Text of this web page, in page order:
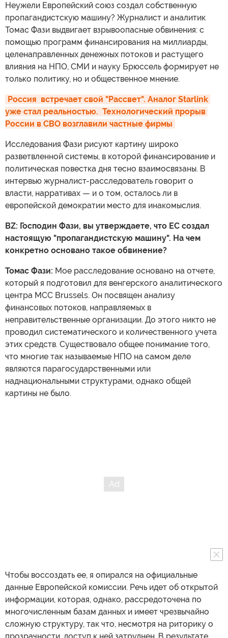
Неужели Европейский союз создал собственную
пропагандистскую машину? Журналист и аналитик
Томас Фази выдвигает взрывоопасные обвинения: с
помощью программ финансирования на миллиарды,
целенаправленных денежных потоков и растущего
влияния на НПО, СМИ и науку Брюссель формирует не
только политику, но и общественное мнение.
Россия  встречает свой "Рассвет". Аналог Starlink
уже стал реальностью.  Технологический прорыв
России в СВО возглавили частные фирмы
Исследования Фази рисуют картину широко
разветвленной системы, в которой финансирование и
политическая повестка дня тесно взаимосвязаны. В
интервью журналист-расследователь говорит о
власти, нарративах — и о том, осталось ли в
европейской демократии место для инакомыслия.
BZ: Господин Фази, вы утверждаете, что ЕС создал
настоящую "пропагандистскую машину". На чем
конкретно основано такое обвинение?
Томас Фази: Мое расследование основано на отчете,
который я подготовил для венгерского аналитического
центра MCC Brussels. Он посвящен анализу
финансовых потоков, направляемых в
неправительственные организации. До этого никто не
проводил систематического и количественного учета
этих средств. Существовало общее понимание того,
что многие так называемые НПО на самом деле
являются парагосударственными или
наднациональными структурами, однако общей
картины не было.
Чтобы воссоздать ее, я опирался на официальные
данные Европейской комиссии. Речь идет об открытой
информации, которая, однако, рассредоточена по
многочисленным базам данных и имеет чрезвычайно
сложную структуру, так что, несмотря на риторику о